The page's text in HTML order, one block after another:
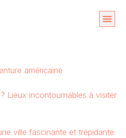
américaine
Lieux incontournables à visiter
ville fascinante et trépidante